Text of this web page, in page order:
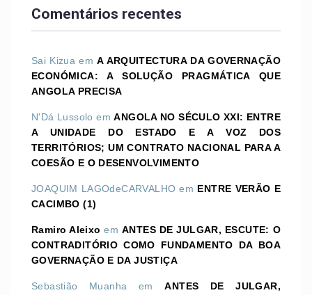
Comentários recentes
Sai Kizua emA ARQUITECTURA DA GOVERNAÇÃO
ECONÓMICA: A SOLUÇÃO PRAGMÁTICA QUE
ANGOLA PRECISA
N'Dá Lussolo emANGOLA NO SÉCULO XXI: ENTRE
A UNIDADE DO ESTADO E A VOZ DOS
TERRITÓRIOS; UM CONTRATO NACIONAL PARA A
COESÃO E O DESENVOLVIMENTO
JOAQUIM LAGOdeCARVALHO em ENTRE VERÃO E
CACIMBO (1)
Ramiro Aleixo emANTES DE JULGAR, ESCUTE: O
CONTRADITÓRIO COMO FUNDAMENTO DA BOA
GOVERNAÇÃO E DA JUSTIÇA
Sebastião Muanha emANTES DE JULGAR,